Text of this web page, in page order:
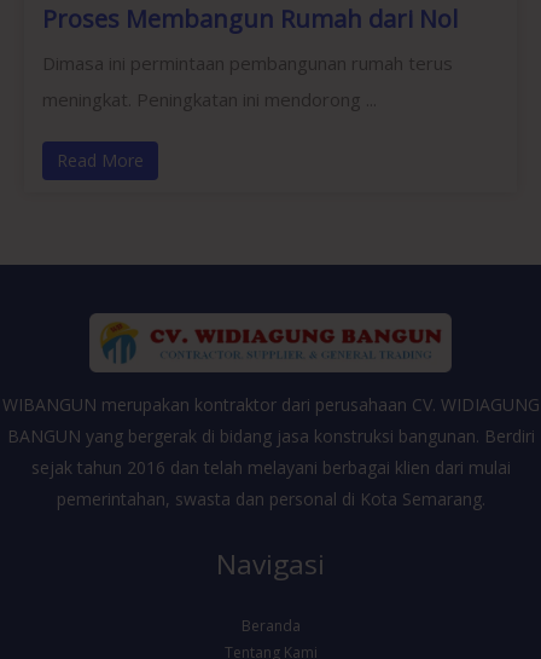
Proses Membangun Rumah dari Nol
Dimasa ini permintaan pembangunan rumah terus
meningkat. Peningkatan ini mendorong ...
Read More
WIBANGUN merupakan kontraktor dari perusahaan CV. WIDIAGUNG
BANGUN yang bergerak di bidang jasa konstruksi bangunan. Berdiri
sejak tahun 2016 dan telah melayani berbagai klien dari mulai
pemerintahan, swasta dan personal di Kota Semarang.
Navigasi
Beranda
Tentang Kami